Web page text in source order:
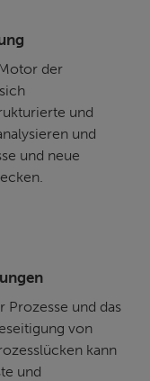
der
und
und
und neue
Prozesse und das
von
kann
und